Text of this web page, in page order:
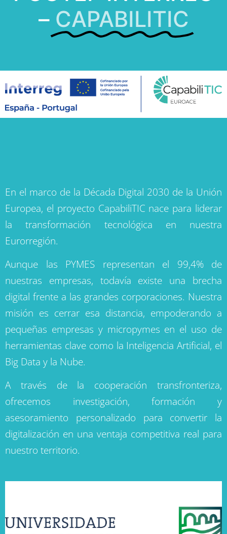
POCTEP INTERREG
–CAPABILITIC
En el marco de la Década Digital 2030 de la Unión
Europea, el proyecto CapabiliTIC nace para liderar
la transformación tecnológica en nuestra
Eurorregión.
Aunque las PYMES representan el 99,4% de
nuestras empresas, todavía existe una brecha
digital frente a las grandes corporaciones. Nuestra
misión es cerrar esa distancia, empoderando a
pequeñas empresas y micropymes en el uso de
herramientas clave como la Inteligencia Artificial, el
Big Data y la Nube.
A través de la cooperación transfronteriza,
ofrecemos investigación, formación y
asesoramiento personalizado para convertir la
digitalización en una ventaja competitiva real para